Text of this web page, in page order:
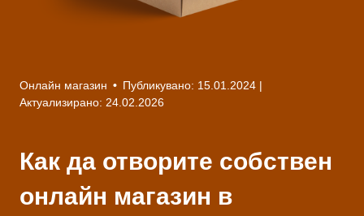
Онлайн магазин • Публикувано: 15.01.2024 |
Актуализирано: 24.02.2026
Как да отворите собствен
онлайн магазин в